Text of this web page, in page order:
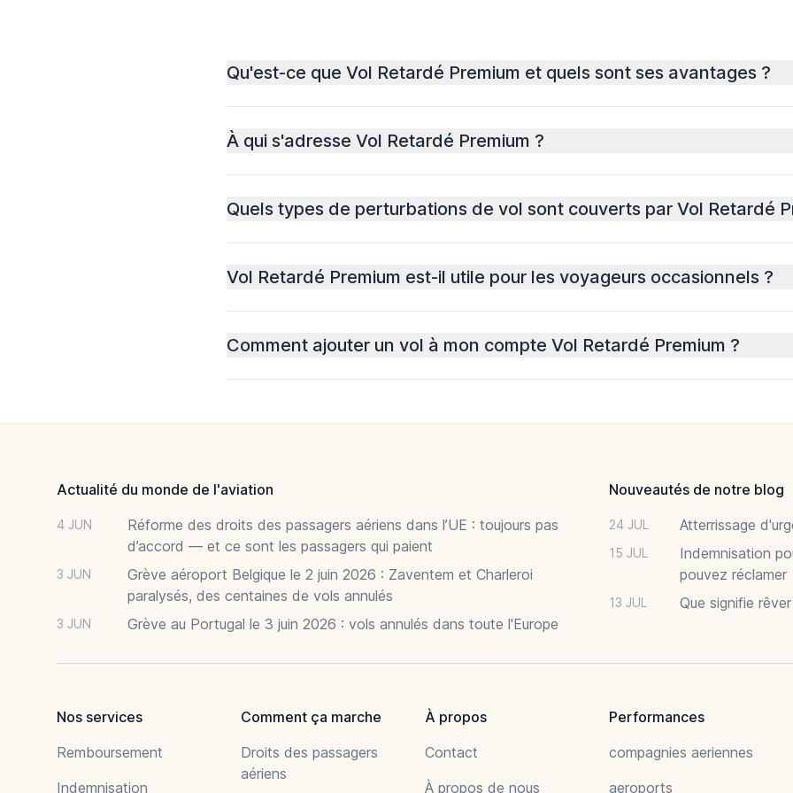
Qu'est-ce que Vol Retardé Premium et quels sont ses avantages ?
À qui s'adresse Vol Retardé Premium ?
Quels types de perturbations de vol sont couverts par Vol Retardé
Vol Retardé Premium est-il utile pour les voyageurs occasionnels ?
Comment ajouter un vol à mon compte Vol Retardé Premium ?
Actualité du monde de l'aviation
4 JUN
Réforme des droits des passagers aériens dans l’UE : toujours pas
d’accord — et ce sont les passagers qui paient
3 JUN
Grève aéroport Belgique le 2 juin 2026 : Zaventem et Charleroi
paralysés, des centaines de vols annulés
3 JUN Grève au Portugal le 3 juin 2026 : vols annulés dans toute l'Europe
Nouveautés de notre blog
24 JUL Atterrissage
15 JUL
Indemnisation
pouvez réclamer
13 JUL Que signifie
Nos services
Remboursement
Indemnisation
Comment ça marche
Droits des passagers
aériens
À propos
Contact
À propos de nous
Performances
compagnies aeriennes
aeroports